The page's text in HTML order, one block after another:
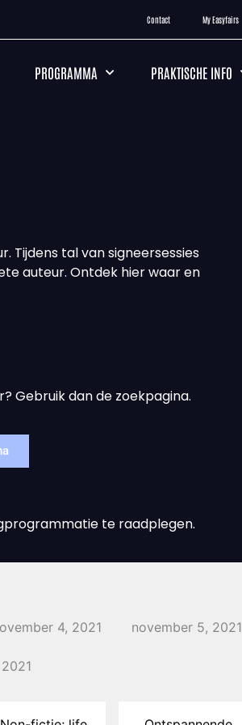
Contact My Easyfairs
PROGRAMMA PRAKTISCHE INFO
Tijdens tal van signeersessies
auteur. Ontdek hier waar en
Gebruik dan de zoekpagina.
te raadplegen.
4, 2021 november 5, 2021